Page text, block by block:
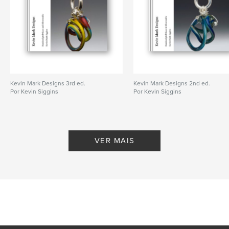
Kevin Mark Designs 3rd ed.
Por Kevin Siggins
Kevin Mark Designs 2nd ed.
Por Kevin Siggins
VER MAIS